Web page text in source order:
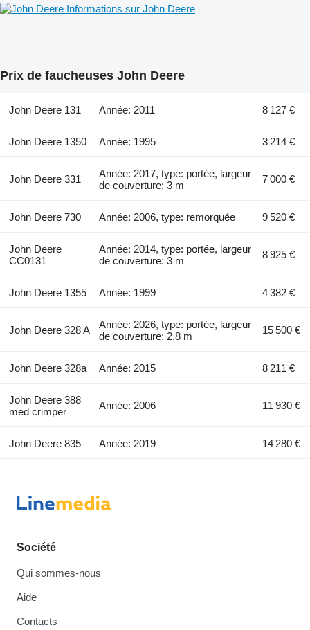
Informations sur John Deere
Prix de faucheuses John Deere
John Deere 131 Année: 2011 8 127 €
John Deere 1350 Année: 1995 3 214 €
John Deere 331
Année: 2017, type: portée, largeur
de couverture: 3 m
7 000 €
John Deere 730 Année: 2006, type: remorquée 9 520 €
John Deere
CC0131
Année: 2014, type: portée, largeur
de couverture: 3 m
8 925 €
John Deere 1355 Année: 1999 4 382 €
John Deere 328 A
Année: 2026, type: portée, largeur
de couverture: 2,8 m
15 500 €
John Deere 328a Année: 2015 8 211 €
John Deere 388
med crimper
Année: 2006 11 930 €
John Deere 835 Année: 2019 14 280 €
Société
Qui sommes-nous
Aide
Contacts